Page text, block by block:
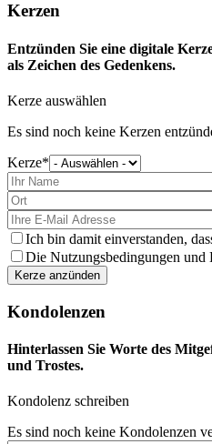
Kerzen
Entzünden Sie eine digitale
als Zeichen des Gedenkens.
Kerze auswählen
Es sind noch keine Kerzen
Kerze
wählen
Sie
aus
Ich bin damit einverstanden,
Die Nutzungsbedingungen und
Kondolenzen
Hinterlassen Sie Worte des
und Trostes.
Kondolenz schreiben
Es sind noch keine Kondolenzen